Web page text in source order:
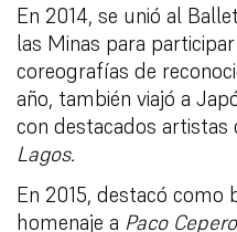
En 2014, se unió al
las Minas para
coreografías de
año, también viajó a
con destacados artistas
Lagos.
En 2015, destacó como
homenaje a Paco Cepero